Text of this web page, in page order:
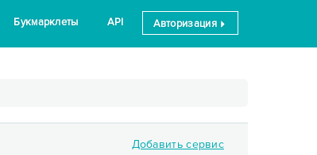
Букмарклеты API Авторизация
Добавить сервис